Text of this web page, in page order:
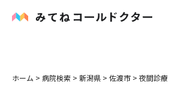
内科
ホーム > 病院検索 > 新潟県 > 佐渡市 > 夜間診療